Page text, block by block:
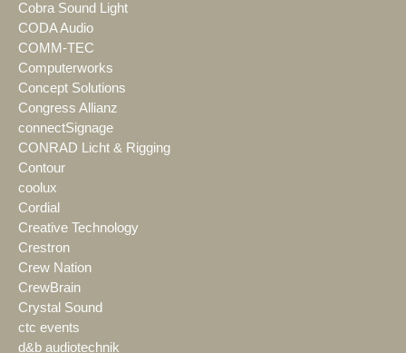
Cobra Sound Light
CODA Audio
COMM-TEC
Computerworks
Concept Solutions
Congress Allianz
connectSignage
CONRAD Licht & Rigging
Contour
coolux
Cordial
Creative Technology
Crestron
Crew Nation
CrewBrain
Crystal Sound
ctc events
d&b audiotechnik